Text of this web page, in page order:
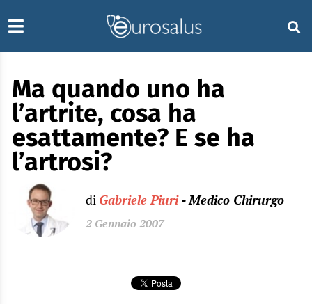
Ma quando uno ha
l’artrite, cosa ha
esattamente? E se ha
l’artrosi?
di Gabriele Piuri - Medico Chirurgo
2 Gennaio 2007